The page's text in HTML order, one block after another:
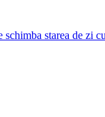
starea de zi